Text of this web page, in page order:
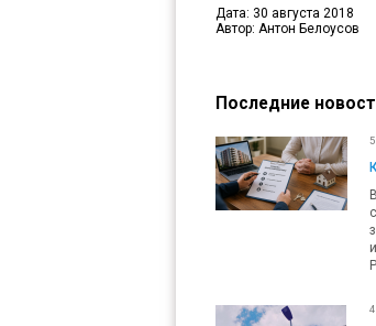
Дата: 30 августа 2018
Автор: Антон Белоусов
Последние